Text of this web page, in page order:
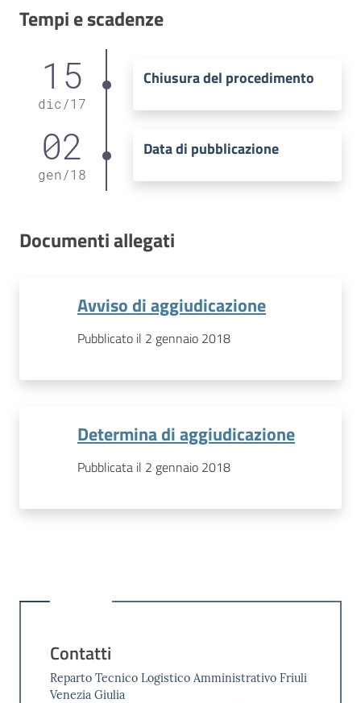
Tempi e scadenze
15
dic /17
Chiusura del procedimento
02
gen/18
Data di pubblicazione
Documenti allegati
Avviso di aggiudicazione
Pubblicato il 2 gennaio 2018
Determina di aggiudicazione
Pubblicata il 2 gennaio 2018
Contatti
Reparto Tecnico Logistico Amministrativo Friuli
Venezia Giulia